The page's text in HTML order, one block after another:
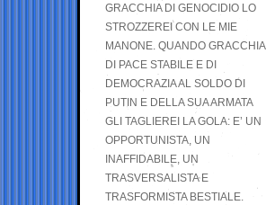
GRACCHIA DI GENOCIDIO LO
STROZZEREI CON LE MIE
MANONE. QUANDO GRACCHIA
DI PACE STABILE E DI
DEMOCRAZIA AL SOLDO DI
PUTIN E DELLA SUA ARMATA
GLI TAGLIEREI LA GOLA: E’ UN
OPPORTUNISTA, UN
INAFFIDABILE, UN
TRASVERSALISTA E
TRASFORMISTA BESTIALE.